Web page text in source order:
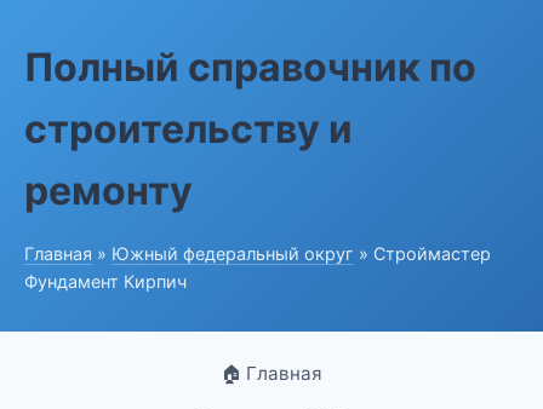
Полный справочник по
строительству и
ремонту
Главная » Южный федеральный округ » Строймастер
Фундамент Кирпич
🏠 Главная